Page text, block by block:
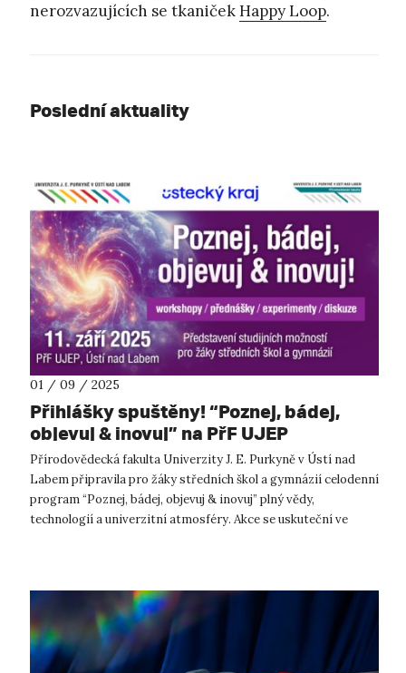
nerozvazujících se tkaničekHappy Loop.
Poslední aktuality
01 / 09 / 2025
Přihlášky spuštěny! “Poznej, bádej,
objevuj & inovuj” na PřF UJEP
Přírodovědecká fakulta Univerzity J. E. Purkyně v Ústí nad
Labem připravila pro žáky středních škol a gymnázií celodenní
program “Poznej, bádej, objevuj & inovuj” plný vědy,
technologií a univerzitní atmosféry. Akce se uskuteční ve